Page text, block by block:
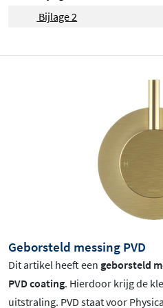
leverbaar, zodat ook op de
Bijlage 2
Geborsteld messing PVD
Dit artikel heeft een geborsteld
PVD coating. Hierdoor krijg de
uitstraling. PVD staat voor